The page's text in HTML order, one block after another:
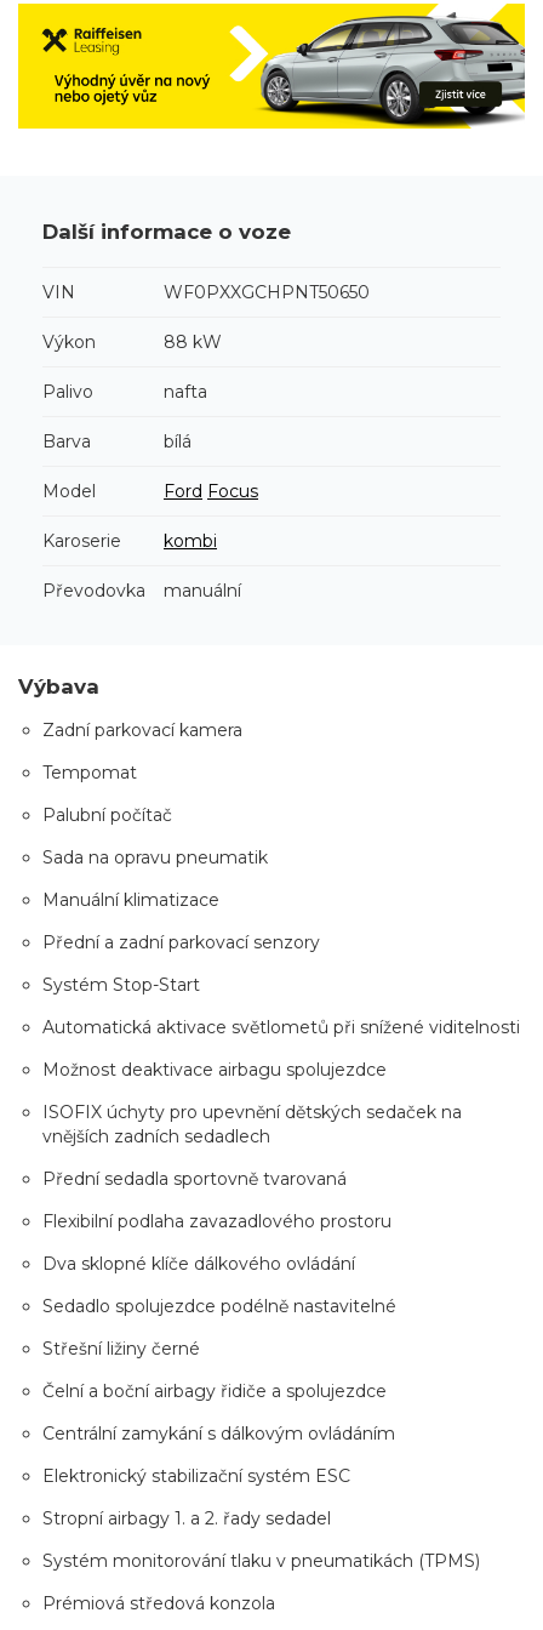
Další informace o voze
VIN WF0PXXGCHPNT50650
Výkon 88 kW
Palivo nafta
Barva bílá
Model Ford Focus
Karoserie kombi
Převodovka manuální
Výbava
Zadní parkovací kamera
Tempomat
Palubní počítač
Sada na opravu pneumatik
Manuální klimatizace
Přední a zadní parkovací senzory
Systém Stop-Start
Automatická aktivace světlometů při snížené viditelnosti
Možnost deaktivace airbagu spolujezdce
ISOFIX úchyty pro upevnění dětských sedaček na
vnějších zadních sedadlech
Přední sedadla sportovně tvarovaná
Flexibilní podlaha zavazadlového prostoru
Dva sklopné klíče dálkového ovládání
Sedadlo spolujezdce podélně nastavitelné
Střešní ližiny černé
Čelní a boční airbagy řidiče a spolujezdce
Centrální zamykání s dálkovým ovládáním
Elektronický stabilizační systém ESC
Stropní airbagy 1. a 2. řady sedadel
Systém monitorování tlaku v pneumatikách (TPMS)
Prémiová středová konzola